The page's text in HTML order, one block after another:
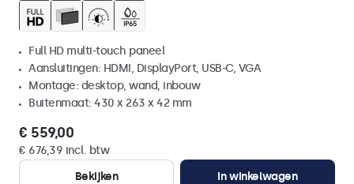
Full HD multi-touch paneel
Aansluitingen: HDMI, DisplayPort, USB-C, VGA
Montage: desktop, wand, inbouw
Buitenmaat: 430 x 263 x 42 mm
€ 559,00
€ 676,39 incl. btw
Bekijken
In winkelwagen